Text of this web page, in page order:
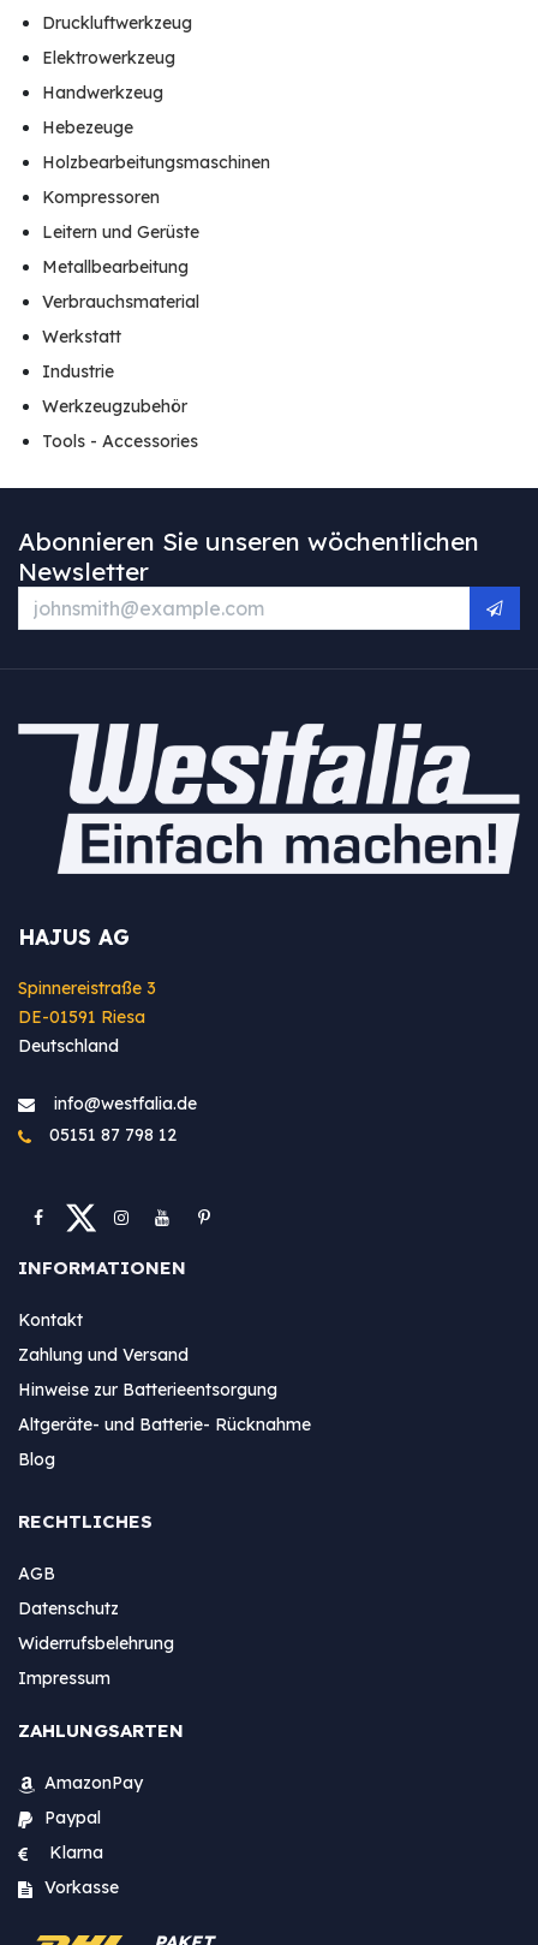
Druckluftwerkzeug
Elektrowerkzeug
Handwerkzeug
Hebezeuge
Holzbearbeitungsmaschinen
Kompressoren
Leitern und Gerüste
Metallbearbeitung
Verbrauchsmaterial
Werkstatt
Industrie
Werkzeugzubehör
Tools - Accessories
Abonnieren Sie unseren wöchentlichen
Newsletter
HAJUS AG
Spinnereistraße 3
DE-01591 Riesa
Deutschland
info@westfa​lia.de
05151 87 798 12
INFORMATIONEN
Kontakt
Zahlung und Versand
Hinweise zur Batterieentsorgung
Altgeräte- und Batterie- Rücknahme
Blog
RECHTLICHES
AGB
Datenschutz
Widerrufsbelehrung
Impressum
ZAHLUNGSARTEN
AmazonPay
Paypal
Klarna
Vorkasse